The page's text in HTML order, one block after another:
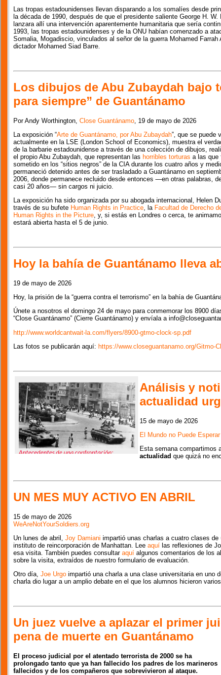
Las tropas estadounidenses llevan disparando a los somalíes desde
la década de 1990, después de que el presidente saliente George H. W.
lanzara allí una intervención aparentemente humanitaria que sería
1993, las tropas estadounidenses y de la ONU habían comenzado a
Somalia, Mogadiscio, vinculados al señor de la guerra Mohamed
dictador Mohamed Siad Barre.
Los dibujos de Abu Zubaydah bajo
para siempre” de Guantánamo
Por Andy Worthington, Close Guantánamo , 19 de mayo de 2026
La exposición “Arte de Guantánamo, por Abu Zubaydah”, que se puede
actualmente en la LSE (London School of Economics), muestra el
de la barbarie estadounidense a través de una colección de dibujos,
el propio Abu Zubaydah, que representan las horribles torturas a las que
sometido en los “sitios negros” de la CIA durante los cuatro años y
permaneció detenido antes de ser trasladado a Guantánamo en
2006, donde permanece recluido desde entonces —en otras palabras,
casi 20 años— sin cargos ni juicio.
La exposición ha sido organizada por su abogada internacional, Helen
través de su bufete Human Rights in Practice, la Facultad de Derecho
Human Rights in the Picture, y, si estás en Londres o cerca, te
estará abierta hasta el 5 de junio.
Hoy la bahía de Guantánamo lleva
19 de mayo de 2026
Hoy, la prisión de la “guerra contra el terrorismo” en la bahía de
Únete a nosotros el domingo 24 de mayo para conmemorar los 8900
“Close Guantánamo” (Cierre Guantánamo) y envíala a
http://www.worldcantwait-la.com/flyers/8900-gtmo-clock-sp.pdf
Las fotos se publicarán aquí: https://www.closeguantanamo.org/Gitmo-
Análisis y
actualidad
15 de mayo de 2026
El Mundo no Puede Esperar
Esta semana compartimos
actualidad que quizá no
UN MES MUY ACTIVO EN ABRIL
15 de mayo de 2026
WeAreNotYourSoldiers.org
Un lunes de abril, Joy Damiani impartió unas charlas a cuatro clases de
instituto de reincorporación de Manhattan. Lee aquí las reflexiones de
esa visita. También puedes consultar aquí algunos comentarios de los
sobre la visita, extraídos de nuestro formulario de evaluación.
Otro día, Joe Urgo impartió una charla a una clase universitaria en uno
charla dio lugar a un amplio debate en el que los alumnos hicieron
Un juez vuelve a aplazar el primer
pena de muerte en Guantánamo
El proceso judicial por el atentado terrorista de 2000 se ha
prolongado tanto que ya han fallecido los padres de los marineros
fallecidos y de los compañeros que sobrevivieron al ataque.